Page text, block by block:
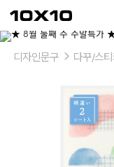
텐
바
텐
디자인문구 다꾸/스